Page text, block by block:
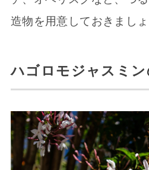
造物を用意しておきましょ
ハゴロモジャスミ